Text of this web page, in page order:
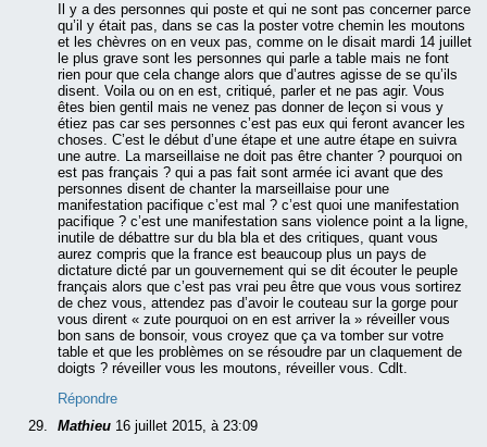
Il y a des personnes qui poste et qui ne sont pas concerner parce
qu’il y était pas, dans se cas la poster votre chemin les moutons
et les chèvres on en veux pas, comme on le disait mardi 14 juillet
le plus grave sont les personnes qui parle a table mais ne font
rien pour que cela change alors que d’autres agisse de se qu’ils
disent. Voila ou on en est, critiqué, parler et ne pas agir. Vous
êtes bien gentil mais ne venez pas donner de leçon si vous y
étiez pas car ses personnes c’est pas eux qui feront avancer les
choses. C’est le début d’une étape et une autre étape en suivra
une autre. La marseillaise ne doit pas être chanter ? pourquoi on
est pas français ? qui a pas fait sont armée ici avant que des
personnes disent de chanter la marseillaise pour une
manifestation pacifique c’est mal ? c’est quoi une manifestation
pacifique ? c’est une manifestation sans violence point a la ligne,
inutile de débattre sur du bla bla et des critiques, quant vous
aurez compris que la france est beaucoup plus un pays de
dictature dicté par un gouvernement qui se dit écouter le peuple
français alors que c’est pas vrai peu être que vous vous sortirez
de chez vous, attendez pas d’avoir le couteau sur la gorge pour
vous dirent « zute pourquoi on en est arriver la » réveiller vous
bon sans de bonsoir, vous croyez que ça va tomber sur votre
table et que les problèmes on se résoudre par un claquement de
doigts ? réveiller vous les moutons, réveiller vous. Cdlt.
Répondre
Mathieu 16 juillet 2015, à 23:09